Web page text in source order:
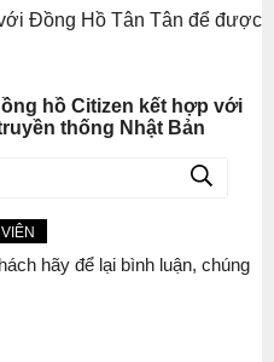
Đồng Hồ Tân Tân để được
hồ Citizen kết hợp với
thống Nhật Bản
hãy để lại bình luận, chúng